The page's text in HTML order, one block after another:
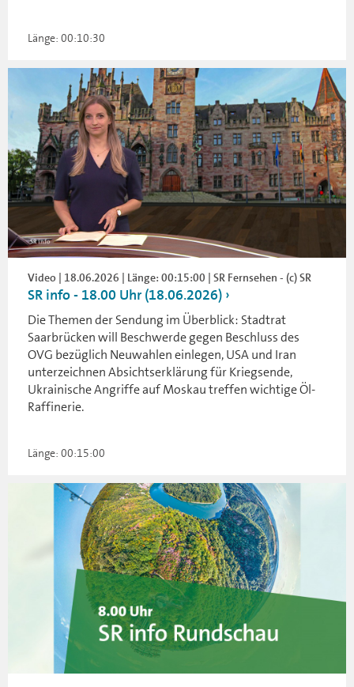
Länge: 00:10:30
Video | 18.06.2026 | Länge: 00:15:00 | SR Fernsehen - (c) SR
SR info - 18.00 Uhr (18.06.2026)
Die Themen der Sendung im Überblick: Stadtrat
Saarbrücken will Beschwerde gegen Beschluss des
OVG bezüglich Neuwahlen einlegen, USA und Iran
unterzeichnen Absichtserklärung für Kriegsende,
Ukrainische Angriffe auf Moskau treffen wichtige Öl-
Raffinerie.
Länge: 00:15:00